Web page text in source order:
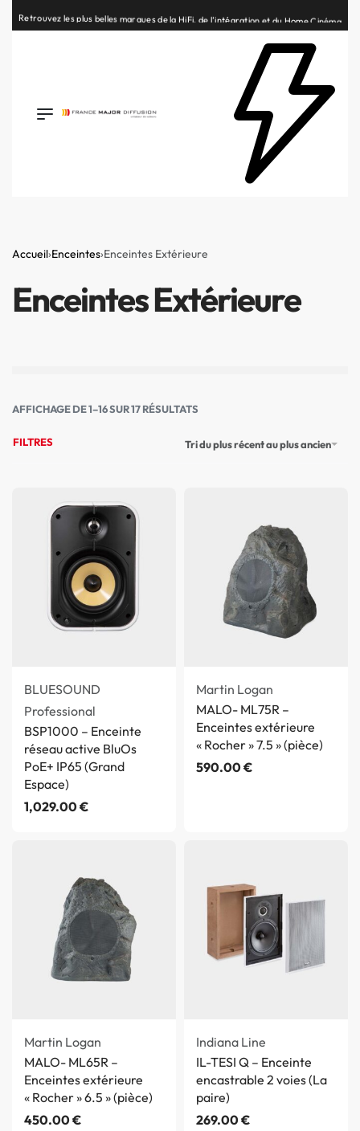
Retrouvez les plus belles marques de la HiFi, de l’intégration et du Home Cinéma
Accueil›Enceintes›Enceintes Extérieure
Enceintes Extérieure
AFFICHAGE DE 1–16 SUR 17 RÉSULTATS
Tri du plus récent au plus ancien
FILTRES
BLUESOUND
Professional
BSP1000 – Enceinte
réseau active BluOs
PoE+ IP65 (Grand
Espace)
1,029.00€
Martin Logan
MALO- ML75R –
Enceintes extérieure
« Rocher » 7.5 » (pièce)
590.00€
Martin Logan
MALO- ML65R –
Enceintes extérieure
« Rocher » 6.5 » (pièce)
450.00€
Indiana Line
IL-TESI Q – Enceinte
encastrable 2 voies (La
paire)
269.00€